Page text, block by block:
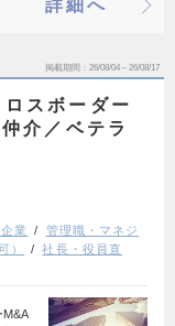
詳細へ
掲載期間 26/08/04～26/08/17
ロスボーダー
介／ベテラ
業
管理職・マネジ
）
社長・役員直
M&A